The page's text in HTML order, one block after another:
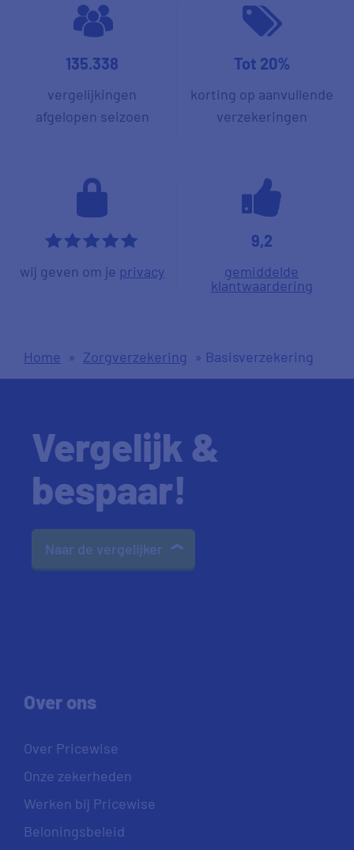
135.338
vergelijkingen
afgelopen seizoen
Tot 20%
korting op aanvullende
verzekeringen
*****
wij geven om je privacy
9,2
gemiddelde
klantwaardering
Home » Zorgverzekering » Basisverzekering
Vergelijk &
bespaar!
Naar de vergelijker
Over ons
Over Pricewise
Onze zekerheden
Werken bij Pricewise
Beloningsbeleid